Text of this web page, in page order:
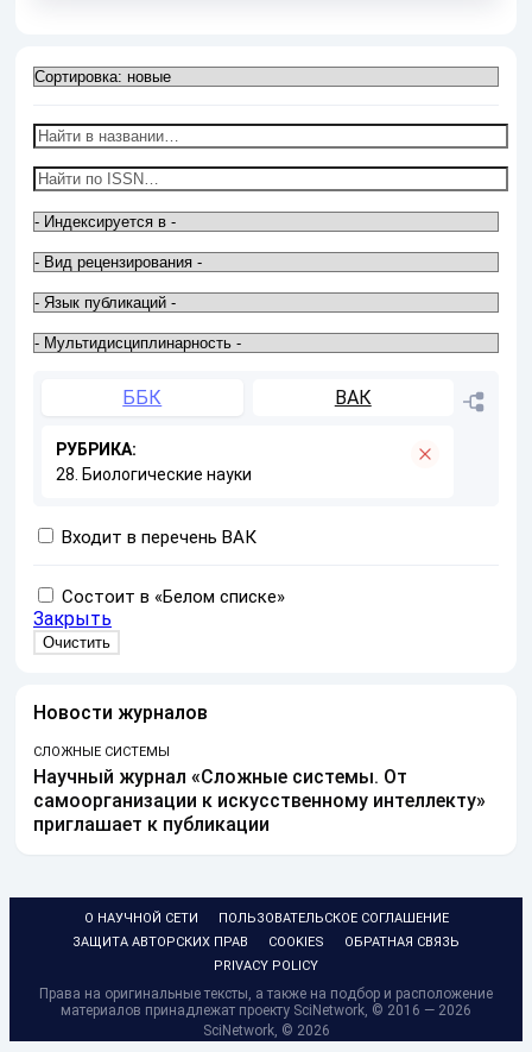
ББК ВАК
РУБРИКА:
28. Биологические науки
Входит в перечень ВАК
Состоит в «Белом списке»
Закрыть
Новости журналов
СЛОЖНЫЕ СИСТЕМЫ
Научный журнал «Сложные системы. От
самоорганизации к искусственному интеллекту»
приглашает к публикации
О НАУЧНОЙ СЕТИ
ПОЛЬЗОВАТЕЛЬСКОЕ СОГЛАШЕНИЕ
ЗАЩИТА АВТОРСКИХ ПРАВ
COOKIES
ОБРАТНАЯ СВЯЗЬ
PRIVACY POLICY
Права на оригинальные тексты, а также на подбор и расположение
материалов принадлежат проекту SciNetwork, © 2016 — 2026
SciNetwork, © 2026